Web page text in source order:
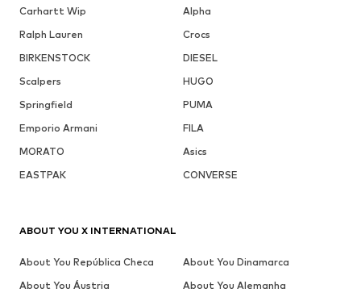
Carhartt Wip
Alpha
Ralph Lauren
Crocs
BIRKENSTOCK
DIESEL
Scalpers
HUGO
Springfield
PUMA
Emporio Armani
FILA
MORATO
Asics
EASTPAK
CONVERSE
ABOUT YOU X INTERNATIONAL
About You República Checa
About You Dinamarca
About You Áustria
About You Alemanha